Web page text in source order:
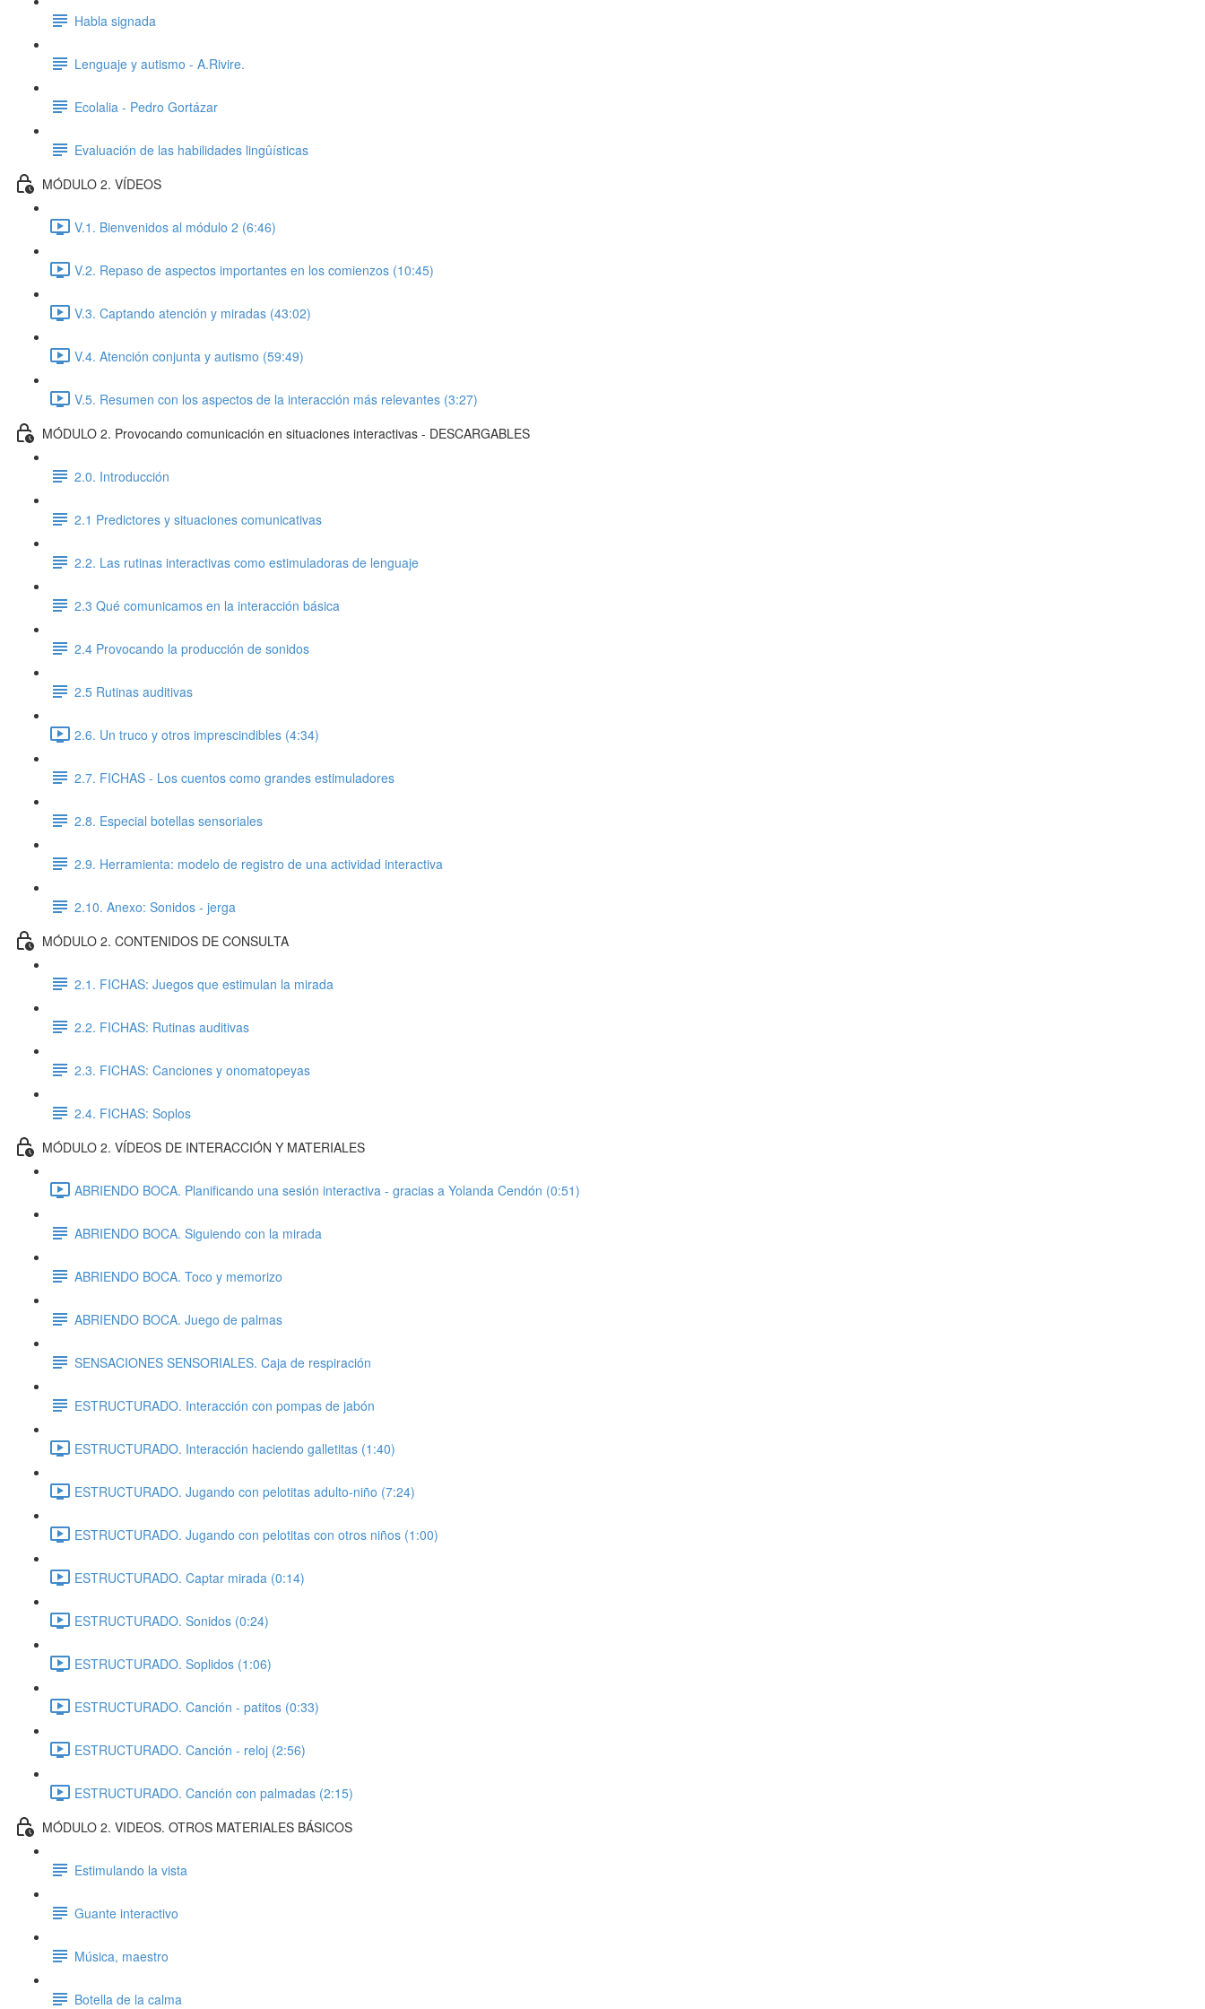
Habla signada
Lenguaje y autismo - A.Rivire.
Ecolalia - Pedro Gortázar
Evaluación de las habilidades lingûísticas
MÓDULO 2. VÍDEOS
V.1. Bienvenidos al módulo 2 (6:46)
V.2. Repaso de aspectos importantes en los comienzos (10:45)
V.3. Captando atención y miradas (43:02)
V.4. Atención conjunta y autismo (59:49)
V.5. Resumen con los aspectos de la interacción más relevantes (3:27)
MÓDULO 2. Provocando comunicación en situaciones interactivas - DESCARGABLES
2.0. Introducción
2.1 Predictores y situaciones comunicativas
2.2. Las rutinas interactivas como estimuladoras de lenguaje
2.3 Qué comunicamos en la interacción básica
2.4 Provocando la producción de sonidos
2.5 Rutinas auditivas
2.6. Un truco y otros imprescindibles (4:34)
2.7. FICHAS - Los cuentos como grandes estimuladores
2.8. Especial botellas sensoriales
2.9. Herramienta: modelo de registro de una actividad interactiva
2.10. Anexo: Sonidos - jerga
MÓDULO 2. CONTENIDOS DE CONSULTA
2.1. FICHAS: Juegos que estimulan la mirada
2.2. FICHAS: Rutinas auditivas
2.3. FICHAS: Canciones y onomatopeyas
2.4. FICHAS: Soplos
MÓDULO 2. VÍDEOS DE INTERACCIÓN Y MATERIALES
ABRIENDO BOCA. Planificando una sesión interactiva - gracias a Yolanda Cendón (0:51)
ABRIENDO BOCA. Siguiendo con la mirada
ABRIENDO BOCA. Toco y memorizo
ABRIENDO BOCA. Juego de palmas
SENSACIONES SENSORIALES. Caja de respiración
ESTRUCTURADO. Interacción con pompas de jabón
ESTRUCTURADO. Interacción haciendo galletitas (1:40)
ESTRUCTURADO. Jugando con pelotitas adulto-niño (7:24)
ESTRUCTURADO. Jugando con pelotitas con otros niños (1:00)
ESTRUCTURADO. Captar mirada (0:14)
ESTRUCTURADO. Sonidos (0:24)
ESTRUCTURADO. Soplidos (1:06)
ESTRUCTURADO. Canción - patitos (0:33)
ESTRUCTURADO. Canción - reloj (2:56)
ESTRUCTURADO. Canción con palmadas (2:15)
MÓDULO 2. VIDEOS. OTROS MATERIALES BÁSICOS
Estimulando la vista
Guante interactivo
Música, maestro
Botella de la calma